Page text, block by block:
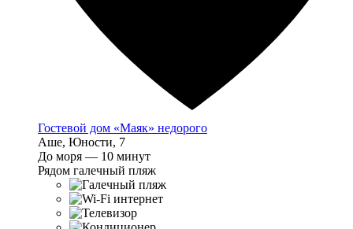
Гостевой дом «Маяк» недорого
Аше, Юности, 7
До моря — 10 минут
Рядом галечный пляж